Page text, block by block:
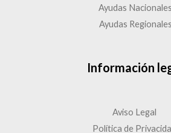
Ayudas Nacionales
Ayudas Regionales
Información
Aviso Legal
Política de